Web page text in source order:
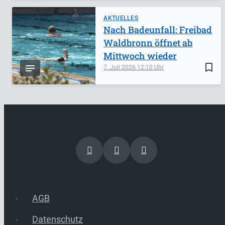
AKTUELLES
bookmark_border
7. Juli 2026 12:10
Nach Badeunfall: Freibad
Waldbronn öffnet ab
Mittwoch wieder
AGB
Datenschutz